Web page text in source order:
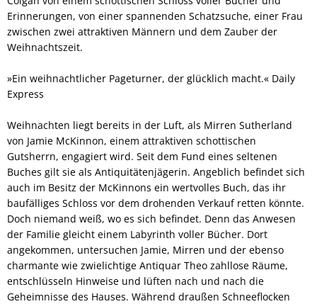
Erinnerungen, von einer spannenden Schatzsuche, einer Frau
zwischen zwei attraktiven Männern und dem Zauber der
Weihnachtszeit.
»Ein weihnachtlicher Pageturner, der glücklich macht.« Daily
Express
Weihnachten liegt bereits in der Luft, als Mirren Sutherland
von Jamie McKinnon, einem attraktiven schottischen
Gutsherrn, engagiert wird. Seit dem Fund eines seltenen
Buches gilt sie als Antiquitätenjägerin. Angeblich befindet sich
auch im Besitz der McKinnons ein wertvolles Buch, das ihr
baufälliges Schloss vor dem drohenden Verkauf retten könnte.
Doch niemand weiß, wo es sich befindet. Denn das Anwesen
der Familie gleicht einem Labyrinth voller Bücher. Dort
angekommen, untersuchen Jamie, Mirren und der ebenso
charmante wie zwielichtige Antiquar Theo zahllose Räume,
entschlüsseln Hinweise und lüften nach und nach die
Geheimnisse des Hauses. Während draußen Schneeflocken